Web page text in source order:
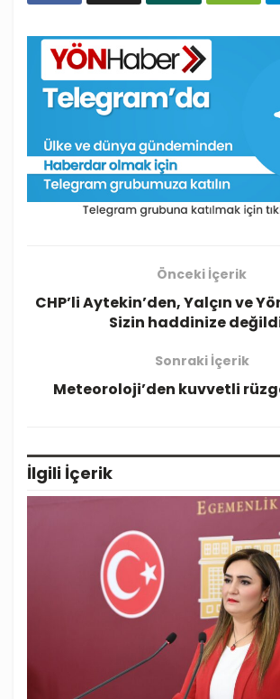
Önceki İçerik
CHP’li Aytekin’den, Yalçın ve
Sizin haddinize
Sonraki İçerik
Meteoroloji’den kuvvetli
İlgili İçerik